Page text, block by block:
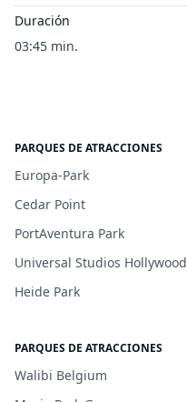
Duración
03:45 min.
PARQUES DE ATRACCIONES
Europa-Park
Cedar Point
PortAventura Park
Universal Studios Hollywood
Heide Park
PARQUES DE ATRACCIONES
Walibi Belgium